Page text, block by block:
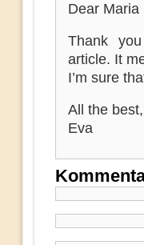
Dear Maria
Thank
article. It
I’m sure
All the best,
Eva